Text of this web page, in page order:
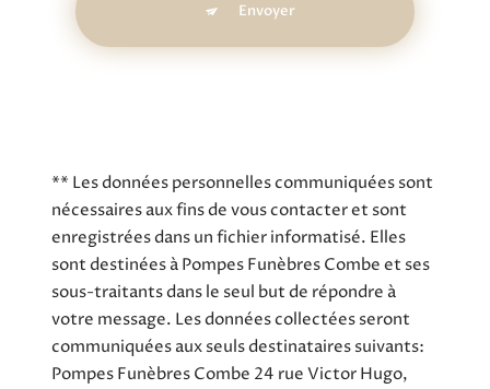
Envoyer
** Les données personnelles communiquées sont
nécessaires aux fins de vous contacter et sont
enregistrées dans un fichier informatisé. Elles
sont destinées à Pompes Funèbres Combe et ses
sous-traitants dans le seul but de répondre à
votre message. Les données collectées seront
communiquées aux seuls destinataires suivants:
Pompes Funèbres Combe 24 rue Victor Hugo,